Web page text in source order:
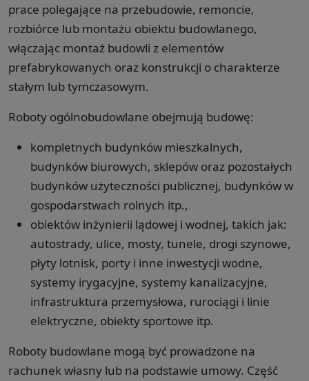
prace polegające na przebudowie, remoncie,
rozbiórce lub montażu obiektu budowlanego,
włączając montaż budowli z elementów
prefabrykowanych oraz konstrukcji o charakterze
stałym lub tymczasowym.
Roboty ogólnobudowlane obejmują budowę:
kompletnych budynków mieszkalnych,
budynków biurowych, sklepów oraz pozostałych
budynków użyteczności publicznej, budynków w
gospodarstwach rolnych itp.,
obiektów inżynierii lądowej i wodnej, takich jak:
autostrady, ulice, mosty, tunele, drogi szynowe,
płyty lotnisk, porty i inne inwestycji wodne,
systemy irygacyjne, systemy kanalizacyjne,
infrastruktura przemysłowa, rurociągi i linie
elektryczne, obiekty sportowe itp.
Roboty budowlane mogą być prowadzone na
rachunek własny lub na podstawie umowy. Część